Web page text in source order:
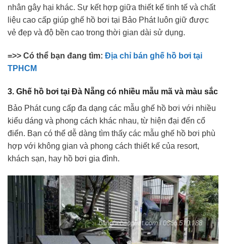
nhân gây hại khác. Sự kết hợp giữa thiết kế tinh tế và chất
liệu cao cấp giúp ghế hồ bơi tại Bảo Phát luôn giữ được
vẻ đẹp và độ bền cao trong thời gian dài sử dụng.
=>> Có thể bạn đang tìm: Địa chỉ bán ghế hồ bơi tại
TPHCM
3. Ghế hồ bơi tại Đà Nẵng có nhiều mẫu mã và màu sắc
Bảo Phát cung cấp đa dạng các mẫu ghế hồ bơi với nhiều
kiểu dáng và phong cách khác nhau, từ hiện đại đến cổ
điển. Bạn có thể dễ dàng tìm thấy các mẫu ghế hồ bơi phù
hợp với không gian và phong cách thiết kế của resort,
khách sạn, hay hồ bơi gia đình.